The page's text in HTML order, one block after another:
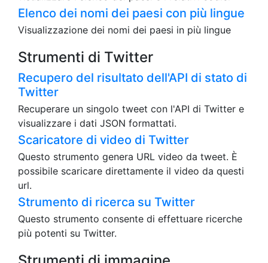
Elenco dei nomi dei paesi con più lingue
Visualizzazione dei nomi dei paesi in più lingue
Strumenti di Twitter
Recupero del risultato dell'API di stato di
Twitter
Recuperare un singolo tweet con l'API di Twitter e
visualizzare i dati JSON formattati.
Scaricatore di video di Twitter
Questo strumento genera URL video da tweet. È
possibile scaricare direttamente il video da questi
url.
Strumento di ricerca su Twitter
Questo strumento consente di effettuare ricerche
più potenti su Twitter.